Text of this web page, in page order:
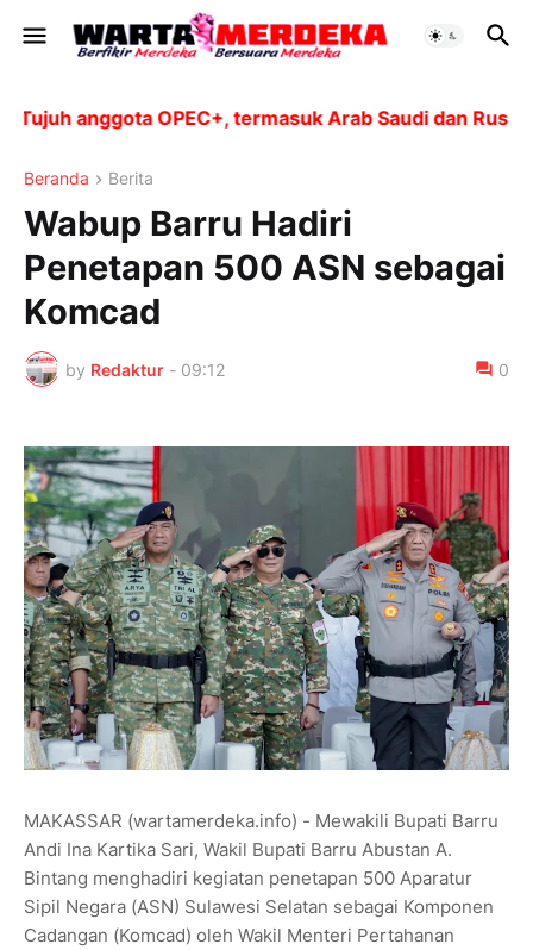
anggota OPEC+, termasuk Arab Saudi dan Rusia,
Beranda Berita
Wabup Barru Hadiri
Penetapan 500 ASN sebagai
Komcad
by Redaktur - 09:12 0
MAKASSAR (wartamerdeka.info) - Mewakili Bupati Barru
Andi Ina Kartika Sari, Wakil Bupati Barru Abustan A.
Bintang menghadiri kegiatan penetapan 500 Aparatur
Sipil Negara (ASN) Sulawesi Selatan sebagai Komponen
Cadangan (Komcad) oleh Wakil Menteri Pertahanan